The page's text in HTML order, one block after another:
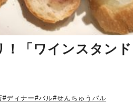
！「ワインスタン
#ディナー#バル#せんちゅうパル